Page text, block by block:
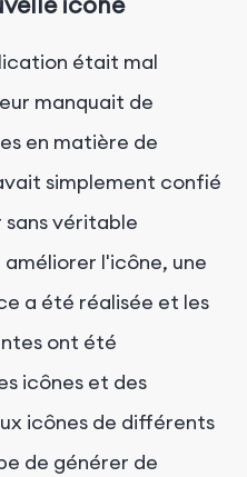
était mal
manquait de
en matière de
simplement confié
sans véritable
l'icône, une
a été réalisée et les
ont été
icônes et des
icônes de différents
de générer de